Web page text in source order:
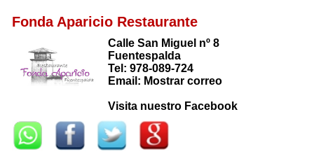
Fonda Aparicio Restaurante
Calle San Miguel nº 8
Fuentespalda
Tel: 978-089-724
Email: Mostrar correo
Visita nuestro Facebook